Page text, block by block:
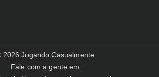
2026 Jogando Casualmente
Fale com a gente em